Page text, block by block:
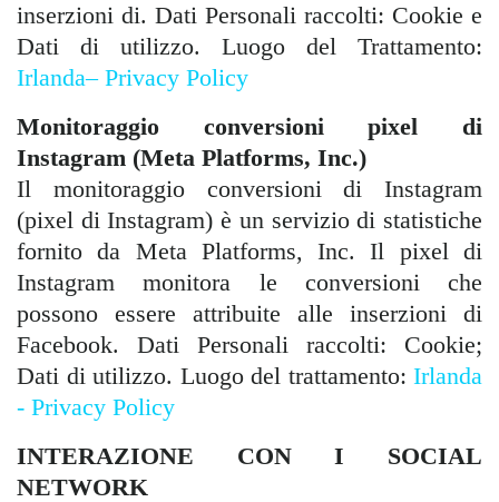
inserzioni di. Dati Personali raccolti: Cookie e
Dati di utilizzo. Luogo del Trattamento:
Irlanda– Privacy Policy
Monitoraggio conversioni pixel di
Instagram (Meta Platforms, Inc.)
Il monitoraggio conversioni di Instagram
(pixel di Instagram) è un servizio di statistiche
fornito da Meta Platforms, Inc. Il pixel di
Instagram monitora le conversioni che
possono essere attribuite alle inserzioni di
Facebook. Dati Personali raccolti: Cookie;
Dati di utilizzo. Luogo del trattamento: Irlanda
- Privacy Policy
INTERAZIONE CON I SOCIAL
NETWORK